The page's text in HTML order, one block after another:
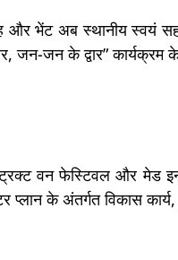
और भेंट अब स्थानीय स्वयं
जन-जन के द्वार”
वन फेस्टिवल और मेड
प्लान के अंतर्गत विकास